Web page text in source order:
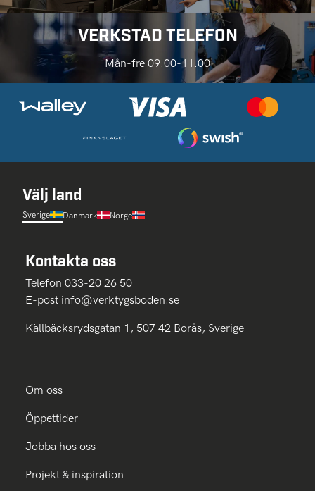
VERKSTAD TELEFON
Mån-fre 09.00-11.00
Välj land
Sverige Danmark Norge
Kontakta oss
Telefon 033-20 26 50
E-post info@verktygsboden.se
Källbäcksrydsgatan 1, 507 42 Borås, Sverige
Om oss
Öppettider
Jobba hos oss
Projekt & inspiration